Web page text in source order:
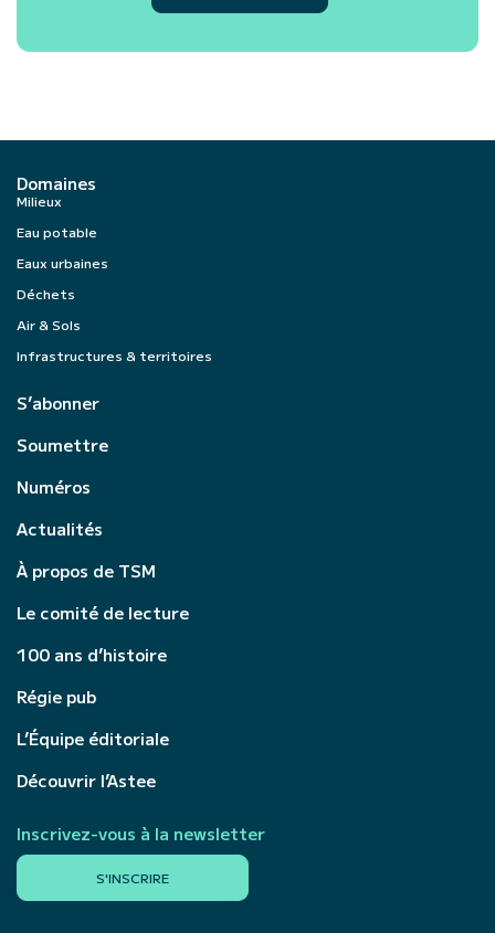
Domaines
Milieux
Eau potable
Eaux urbaines
Déchets
Air & Sols
Infrastructures & territoires
S’abonner
Soumettre
Numéros
Actualités
À propos de TSM
Le comité de lecture
100 ans d’histoire
Régie pub
L’Équipe éditoriale
Découvrir l’Astee
Inscrivez-vous à la newsletter
S'INSCRIRE